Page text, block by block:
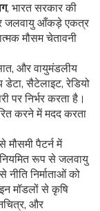
, भारत सरकार की
जलवायु आँकड़े एकत्र
मौसम चेतावनी
और वायुमंडलीय
डेटा,सैटेलाइट, रेडियो
पर निर्भर करता है।
करने में मदद करता
मौसमी पैटर्न में
नियमित रूप से जलवायु
निर्माताओं को
मॉडलों से कृषि
और